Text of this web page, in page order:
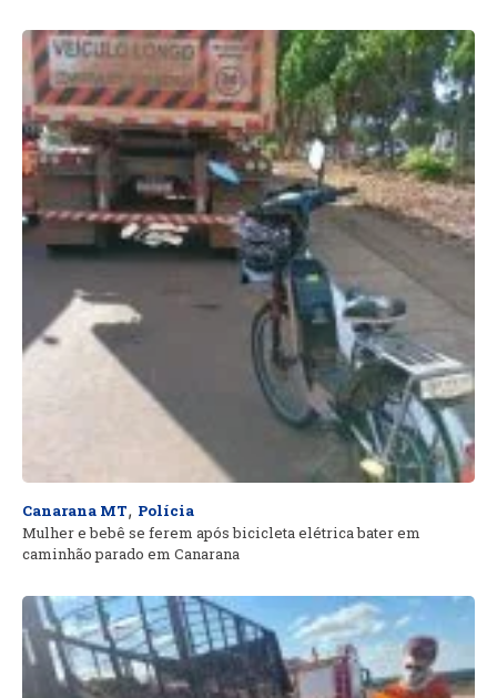
Canarana MT, Polícia
Mulher e bebê se ferem após bicicleta elétrica bater em
caminhão parado em Canarana